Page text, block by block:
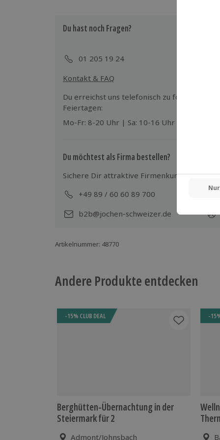
Du hast noch Fragen?
01 205 19 24
Kontakt & FAQ
Du erreichst uns telefonisch zu folgenden
Feiertagen:
Mo-Fr: 8-20 Uhr | Sa: 10-16 Uhr
Du möchtest als Firma bestellen?
Sichere Dir attraktive Firmenkunden
+49 89 / 60 60 89 700
b2b@jochen-schweizer.de
Artikelnummer: 48770
Andere Produkte entdecken
-15% CLUB DEAL
Berghütten-Übernachtung in der
Steiermark für 2
Admont/Johnsbach
-